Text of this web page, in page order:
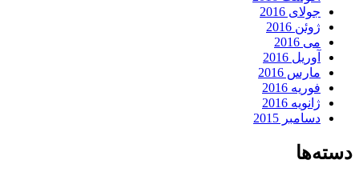
جولای 2016
ژوئن 2016
می 2016
آوریل 2016
مارس 2016
فوریه 2016
ژانویه 2016
دسامبر 2015
دسته‌ها